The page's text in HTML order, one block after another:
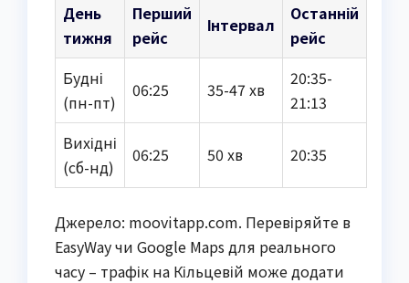
День
тижня
Перший
рейс
Інтервал
Останній
рейс
Будні
(пн-пт)
06:25 35-47 хв
20:35-
21:13
Вихідні
(сб-нд)
06:25 50 хв 20:35
Джерело: moovitapp.com. Перевіряйте в
EasyWay чи Google Maps для реального
часу – трафік на Кільцевій може додати